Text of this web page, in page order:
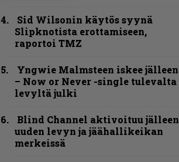
Sid Wilsonin käytös syynä
Slipknotista erottamiseen,
raportoi TMZ
Yngwie Malmsteen iskee jälleen
– Now or Never -single tulevalta
levyltä julki
Blind Channel aktivoituu jälleen
uuden levyn ja jäähallikeikan
merkeissä